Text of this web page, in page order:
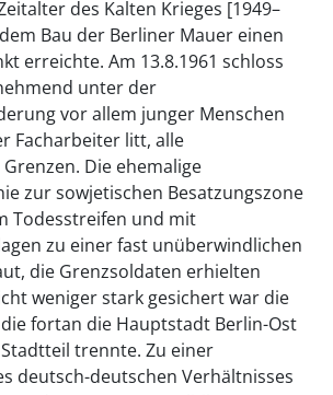
des Kalten Krieges [1949–
Bau der Berliner Mauer einen
erreichte. Am 13.8.1961 schloss
unter der
vor allem junger Menschen
Facharbeiter litt, alle
Die ehemalige
zur sowjetischen Besatzungszone
Todesstreifen und mit
zu einer fast unüberwindlichen
die Grenzsoldaten erhielten
weniger stark gesichert war die
fortan die Hauptstadt Berlin-Ost
trennte. Zu einer
deutsch-deutschen Verhältnisses